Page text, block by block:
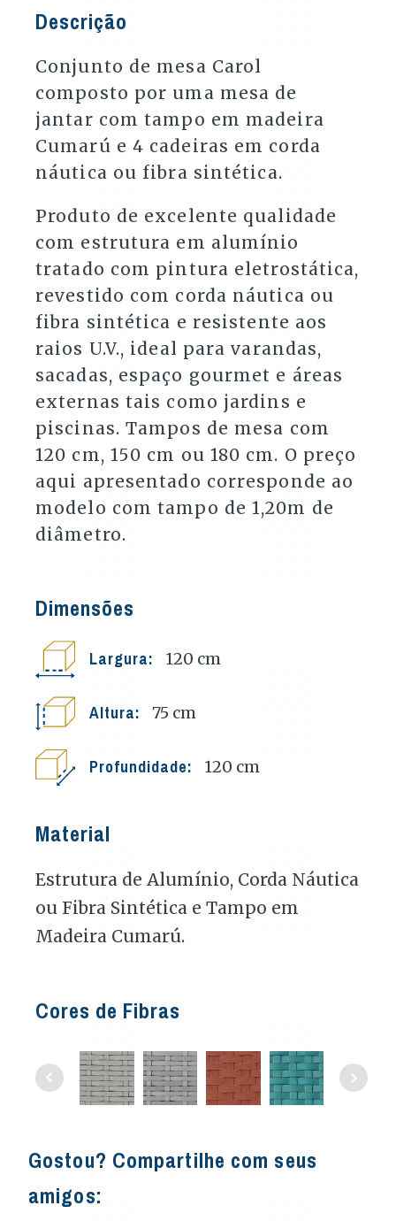
para
Áreas
Externas
quantidade
Descrição
Conjunto de mesa Carol
composto por uma mesa de
jantar com tampo em madeira
Cumarú e 4 cadeiras em corda
náutica ou fibra sintética.
Produto de excelente qualidade
com estrutura em alumínio
tratado com pintura eletrostática,
revestido com corda náutica ou
fibra sintética e resistente aos
raios U.V., ideal para varandas,
sacadas, espaço gourmet e áreas
externas tais como jardins e
piscinas. Tampos de mesa com
120 cm, 150 cm ou 180 cm. O preço
aqui apresentado corresponde ao
modelo com tampo de 1,20m de
diâmetro.
Dimensões
Largura: 120 cm
Altura: 75 cm
Profundidade: 120 cm
Material
Estrutura de Alumínio, Corda Náutica
ou Fibra Sintética e Tampo em
Madeira Cumarú.
Cores de Fibras
Gostou? Compartilhe com seus
amigos: